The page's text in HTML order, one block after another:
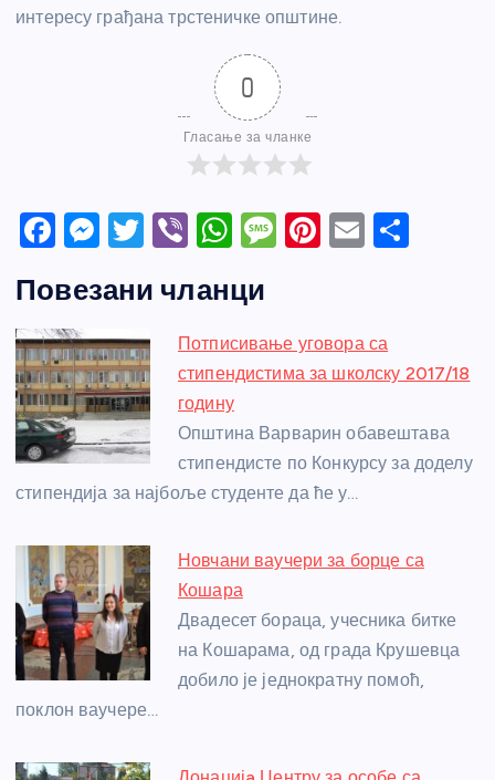
интересу грађана трстеничке општине.
0
Гласање за чланке
F
c
e
b
o
o
k
M
ss
e
n
g
er
T
itt
er
Vi
er
W
at
s
A
p
p
M
a
g
Pi
e
st
E
Повезани чланци
Потписивање уговора са
стипендистима за школску 2017/18
годину
Општина Варварин обавештава
стипендисте по Конкурсу за доделу
стипендија за најбоље студенте да ће у…
Новчани ваучери за борце са
Кошара
Двадесет бораца, учесника битке
на Кошарама, од града Крушевца
добило је једнократну помоћ,
поклон ваучере…